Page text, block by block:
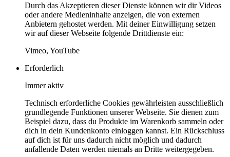
Durch das Akzeptieren dieser Dienste können wir dir Videos
oder andere Medieninhalte anzeigen, die von externen
Anbietern gehostet werden. Mit deiner Einwilligung setzen
wir auf dieser Webseite folgende Drittdienste ein:
Vimeo, YouTube
Erforderlich
Immer aktiv
Technisch erforderliche Cookies gewährleisten ausschließlich
grundlegende Funktionen unserer Webseite. Sie dienen zum
Beispiel dazu, dass du Produkte im Warenkorb sammeln oder
dich in dein Kundenkonto einloggen kannst. Ein Rückschluss
auf dich ist für uns dadurch nicht möglich und dadurch
anfallende Daten werden niemals an Dritte weitergegeben.